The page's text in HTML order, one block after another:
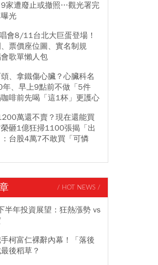
家遭廢止或撤照…觀光署完
光
會8/11台北大巨蛋登場！
票價座位圖、實名制規
歌單懶人包
、拿鐵傷心臟？心臟科名
年、早上9點前不做「5件
啡前先喝「這1杯」更護心
萬還不賣？現在還能買
砸1億狂掃1100張揭「出
台股4萬7不敢買「可憐
/ HOT NEWS /
半年投資展望：狂熱漲勢 vs
柯富仁裸辭內幕！「落後
後稻草？